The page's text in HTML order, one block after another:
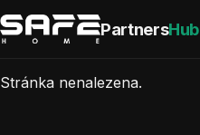
PartnersHub
Stránka nenalezena.